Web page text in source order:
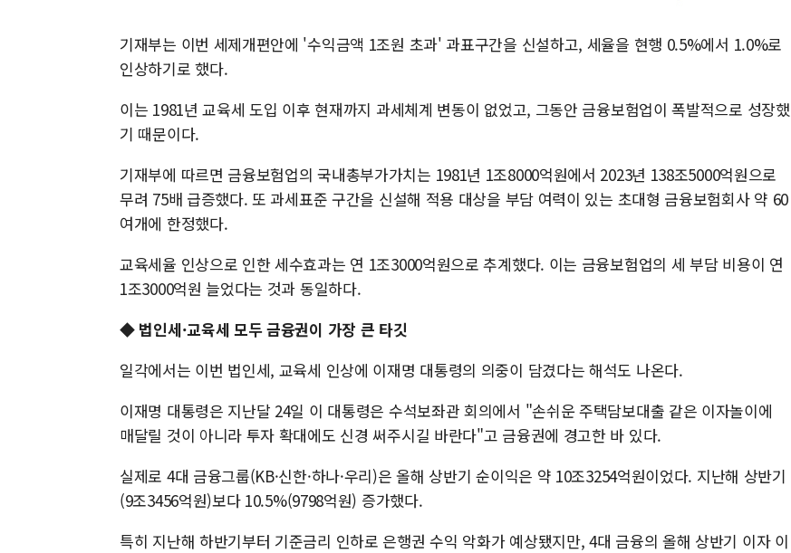
기재부는 이번 세제개편안에 '수익금액 1조원 초과' 과표구간을 신설하고, 세율을 현행 0.5%에서 1.0%로
인상하기로 했다.
이는 1981년 교육세 도입 이후 현재까지 과세체계 변동이 없었고, 그동안 금융보험업이 폭발적으로 성장했
기 때문이다.
기재부에 따르면 금융보험업의 국내총부가가치는 1981년 1조8000억원에서 2023년 138조5000억원으로
무려 75배 급증했다. 또 과세표준 구간을 신설해 적용 대상을 부담 여력이 있는 초대형 금융보험회사 약 60
여개에 한정했다.
교육세율 인상으로 인한 세수효과는 연 1조3000억원으로 추계했다. 이는 금융보험업의 세 부담 비용이 연
1조3000억원 늘었다는 것과 동일하다.
◆ 법인세·교육세 모두 금융권이 가장 큰 타깃
일각에서는 이번 법인세, 교육세 인상에 이재명 대통령의 의중이 담겼다는 해석도 나온다.
이재명 대통령은 지난달 24일 이 대통령은 수석보좌관 회의에서 "손쉬운 주택담보대출 같은 이자놀이에
매달릴 것이 아니라 투자 확대에도 신경 써주시길 바란다"고 금융권에 경고한 바 있다.
실제로 4대 금융그룹(KB·신한·하나·우리)은 올해 상반기 순이익은 약 10조3254억원이었다. 지난해 상반기
(9조3456억원)보다 10.5%(9798억원) 증가했다.
특히 지난해 하반기부터 기준금리 인하로 은행권 수익 악화가 예상됐지만, 4대 금융의 올해 상반기 이자 이